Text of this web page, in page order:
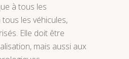
à tous les
les véhicules,
Elle doit être
mais aussi aux